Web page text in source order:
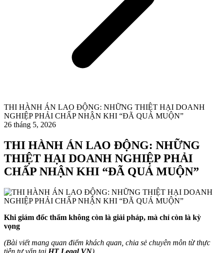
THI HÀNH ÁN LAO ĐỘNG: NHỮNG THIỆT HẠI DOANH
NGHIỆP PHẢI CHẤP NHẬN KHI “ĐÃ QUÁ MUỘN”
26 tháng 5, 2026
THI HÀNH ÁN LAO ĐỘNG: NHỮNG
THIỆT HẠI DOANH NGHIỆP PHẢI
CHẤP NHẬN KHI “ĐÃ QUÁ MUỘN”
Khi giám đốc thẩm không còn là giải pháp, mà chỉ còn là kỳ
vọng
(Bài viết mang quan điểm khách quan, chia sẻ chuyên môn từ thực
tiễn tư vấn tại HT Legal VN)